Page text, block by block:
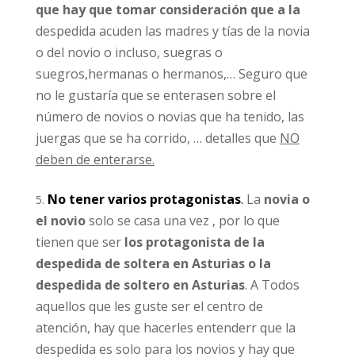
que hay que tomar consideración que a la
despedida acuden las madres y tías de la novia
o del novio o incluso, suegras o
suegros,hermanas o hermanos,… Seguro que
no le gustaría que se enterasen sobre el
número de novios o novias que ha tenido, las
juergas que se ha corrido, … detalles que NO
deben de enterarse.
No tener varios protagonistas. La novia o
el noviosolo se casa una vez , por lo que
tienen que serlos protagonista de la
despedida de soltera en Asturias o la
despedida de soltero en Asturias. A Todos
aquellos que les guste ser el centro de
atención, hay que hacerles entenderr que la
despedida es solo para los novios y hay que